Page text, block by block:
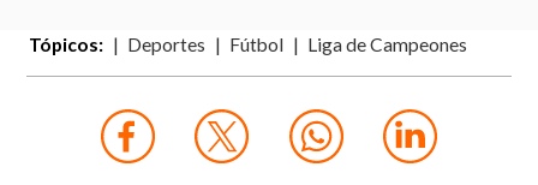
Tópicos: Deportes Fútbol Liga de Campeones